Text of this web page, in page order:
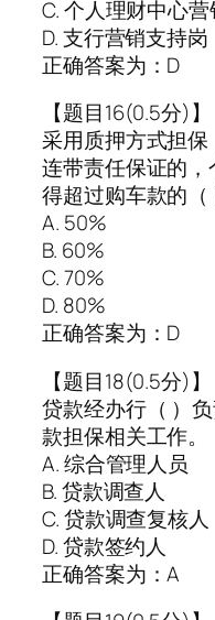
C. 个人理财中心
D. 支行营销支持岗
正确答案为：D
【题目16(0.5分)】
采用质押方式担
连带责任保证的
得超过购车款的（
A. 50%
B. 60%
C. 70%
D. 80%
正确答案为：D
【题目18(0.5分)】
贷款经办行（ ）
款担保相关工作。
A. 综合管理人员
B. 贷款调查人
C. 贷款调查复核人
D. 贷款签约人
正确答案为：A